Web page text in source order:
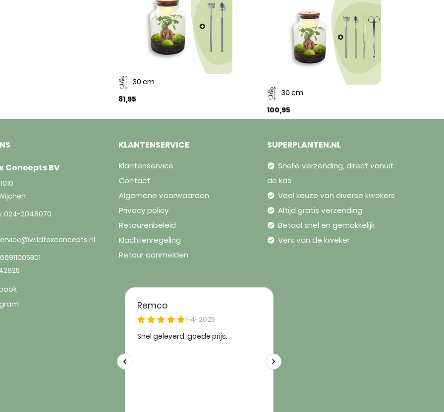
30 cm
81,95
30 cm
100,95
Concepts BV
024-2048070
KLANTENSERVICE
Klantenservice
Contact
Algemene voorwaarden
Privacy policy
Retourenbeleid
Klachtenregeling
Retour aanmelden
SUPERPLANTEN.NL
Snelle verzending, direct vanuit
de kas
Veel keuze van diverse kwekers
Altijd gratis verzending
Betaal snel en gemakkelijk
Vers van de kweker